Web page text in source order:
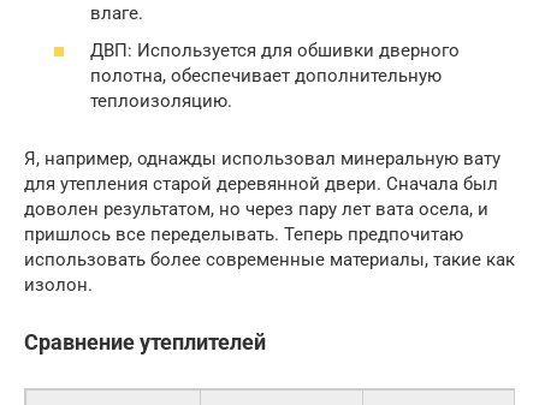
влаге.
ДВП: Используется для обшивки дверного
полотна, обеспечивает дополнительную
теплоизоляцию.
Я, например, однажды использовал минеральную вату
для утепления старой деревянной двери. Сначала был
доволен результатом, но через пару лет вата осела, и
пришлось все переделывать. Теперь предпочитаю
использовать более современные материалы, такие как
изолон.
Сравнение утеплителей